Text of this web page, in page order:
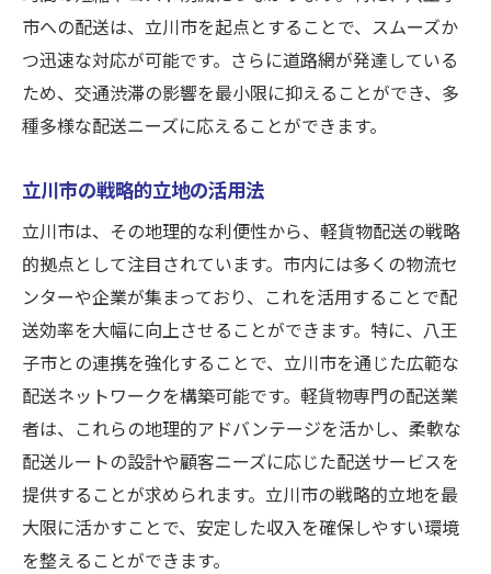
市への配送は、立川市を起点とすることで、スムーズか
つ迅速な対応が可能です。さらに道路網が発達している
ため、交通渋滞の影響を最小限に抑えることができ、多
種多様な配送ニーズに応えることができます。
立川市の戦略的立地の活用法
立川市は、その地理的な利便性から、軽貨物配送の戦略
的拠点として注目されています。市内には多くの物流セ
ンターや企業が集まっており、これを活用することで配
送効率を大幅に向上させることができます。特に、八王
子市との連携を強化することで、立川市を通じた広範な
配送ネットワークを構築可能です。軽貨物専門の配送業
者は、これらの地理的アドバンテージを活かし、柔軟な
配送ルートの設計や顧客ニーズに応じた配送サービスを
提供することが求められます。立川市の戦略的立地を最
大限に活かすことで、安定した収入を確保しやすい環境
を整えることができます。